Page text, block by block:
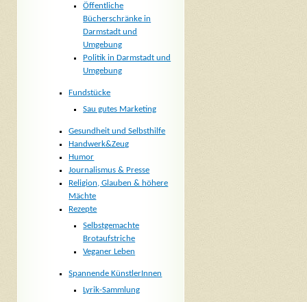
Öffentliche
Bücherschränke in
Darmstadt und
Umgebung
Politik in Darmstadt und
Umgebung
Fundstücke
Sau gutes Marketing
Gesundheit und Selbsthilfe
Handwerk&Zeug
Humor
Journalismus & Presse
Religion, Glauben & höhere
Mächte
Rezepte
Selbstgemachte
Brotaufstriche
Veganer Leben
Spannende KünstlerInnen
Lyrik-Sammlung